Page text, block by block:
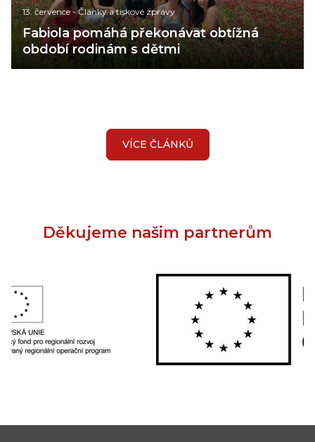
13. července-Články a tiskové zprávy
Fabiola pomáhá překonávat obtížná
období rodinám s dětmi
VÍCE ČLÁNKŮ
Děkujeme našim partnerům